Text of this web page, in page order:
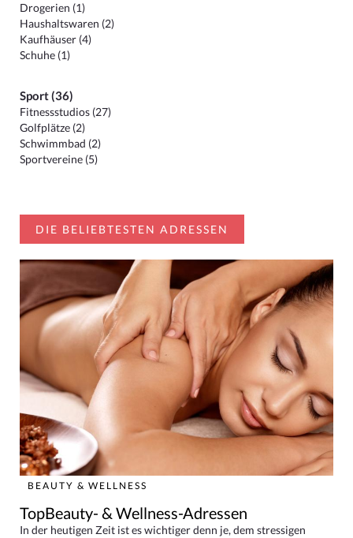
Drogerien (1)
Haushaltswaren (2)
Kaufhäuser (4)
Schuhe (1)
Sport (36)
Fitnessstudios (27)
Golfplätze (2)
Schwimmbad (2)
Sportvereine (5)
DIE BELIEBTESTEN ADRESSEN
BEAUTY & WELLNESS
TopBeauty- & Wellness-Adressen
In der heutigen Zeit ist es wichtiger denn je, dem stressigen